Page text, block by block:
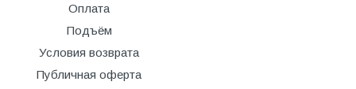
Оплата
Подъём
Условия возврата
Публичная оферта